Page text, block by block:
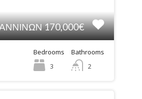
170,000€
Bedrooms
3
Bathrooms
2